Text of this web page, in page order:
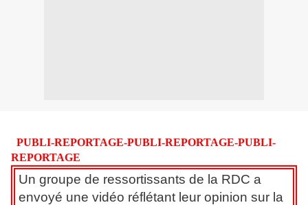
PUBLI-REPORTAGE-PUBLI-REPORTAGE-PUBLI-
REPORTAGE
Un groupe de ressortissants de la RDC a
envoyé une vidéo réflétant leur opinion sur la